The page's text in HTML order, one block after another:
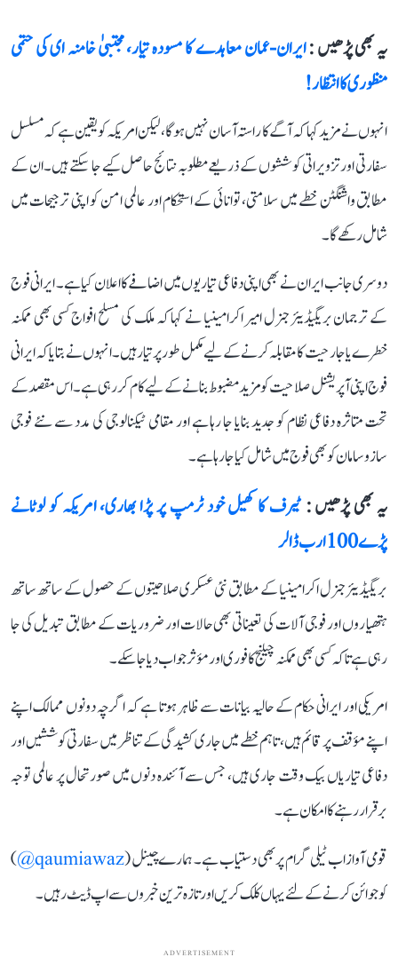
یہ بھی پڑھیں :ایران-عمان معاہدے کا مسودہ تیار، مجتبیٰ خامنہ ای کی حتمی
منظوری کا انتظار!
انہوں نے مزید کہا کہ آگے کا راستہ آسان نہیں ہوگا، لیکن امریکہ کو یقین ہے کہ مسلسل
سفارتی اور تزویراتی کوششوں کے ذریعے مطلوبہ نتائج حاصل کیے جا سکتے ہیں۔ ان کے
مطابق واشنگٹن خطے میں سلامتی، توانائی کے استحکام اور عالمی امن کو اپنی ترجیحات میں
شامل رکھے گا۔
دوسری جانب ایران نے بھی اپنی دفاعی تیاریوں میں اضافے کا اعلان کیا ہے۔ ایرانی فوج
کے ترجمان بریگیڈیئر جنرل امیر اکرامینیا نے کہا کہ ملک کی مسلح افواج کسی بھی ممکنہ
خطرے یا جارحیت کا مقابلہ کرنے کے لیے مکمل طور پر تیار ہیں۔ انہوں نے بتایا کہ ایرانی
فوج اپنی آپریشنل صلاحیت کو مزید مضبوط بنانے کے لیے کام کر رہی ہے۔ اس مقصد کے
تحت متاثرہ دفاعی نظام کو جدید بنایا جا رہا ہے اور مقامی ٹیکنالوجی کی مدد سے نئے فوجی
سازوسامان کو بھی فوج میں شامل کیا جا رہا ہے۔
یہ بھی پڑھیں :ٹیرف کا کھیل خود ٹرمپ پر پڑا بھاری، امریکہ کو لوٹانے
پڑے 100 ارب ڈالر
بریگیڈیئر جنرل اکرامینیا کے مطابق نئی عسکری صلاحیتوں کے حصول کے ساتھ ساتھ
ہتھیاروں اور فوجی آلات کی تعیناتی بھی حالات اور ضروریات کے مطابق تبدیل کی جا
رہی ہے تاکہ کسی بھی ممکنہ چیلنج کا فوری اور مؤثر جواب دیا جا سکے۔
امریکی اور ایرانی حکام کے حالیہ بیانات سے ظاہر ہوتا ہے کہ اگرچہ دونوں ممالک اپنے
اپنے مؤقف پر قائم ہیں، تاہم خطے میں جاری کشیدگی کے تناظر میں سفارتی کوششیں اور
دفاعی تیاریاں بیک وقت جاری ہیں، جس سے آئندہ دنوں میں صورتحال پر عالمی توجہ
برقرار رہنے کا امکان ہے۔
قومی آواز اب ٹیلی گرام پر بھی دستیاب ہے۔ ہمارے چینل (qaumiawaz@
)
کو جوائن کرنے کے لئے یہاں کلک کریں اور تازہ ترین خبروں سے اپ ڈیٹ رہیں۔
ADVERTISEMENT